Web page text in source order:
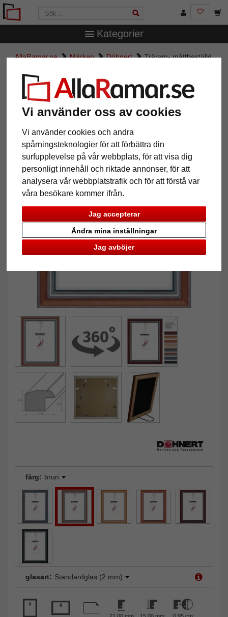
Vi använder oss av cookies
Vi använder cookies och andra
spårningsteknologier för att förbättra din
surfupplevelse på vår webbplats, för att visa dig
personligt innehåll och riktade annonser, för att
analysera vår webbplatstrafik och för att förstå var
våra besökare kommer ifrån.
Jag accepterar
Jag avböjer
Ändra mina inställningar
Kategorier
AllaRamar.se Märken Döhnert
Träram- måttbeställd
Träram- måttbeställd East Acton
färg: brun
glasart: Standardglas (2 mm)